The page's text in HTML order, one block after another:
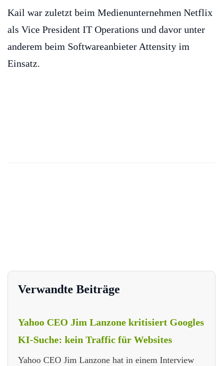
Kail war zuletzt beim Medienunternehmen Netflix
als Vice President IT Operations und davor unter
anderem beim Softwareanbieter Attensity im
Einsatz.
Verwandte Beiträge
Yahoo CEO Jim Lanzone kritisiert Googles
KI-Suche: kein Traffic für Websites
Yahoo CEO Jim Lanzone hat in einem Interview